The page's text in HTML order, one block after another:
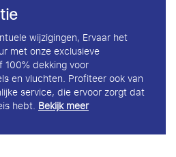
wijzigingen, Ervaar het
met onze exclusieve
dekking voor
en vluchten. Profiteer ook van
service, die ervoor zorgt dat
hebt.Bekijk meer